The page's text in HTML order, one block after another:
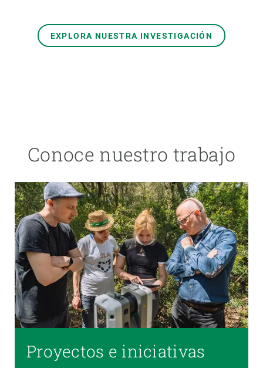
EXPLORA NUESTRA INVESTIGACIÓN
Conoce nuestro trabajo
Proyectos e iniciativas